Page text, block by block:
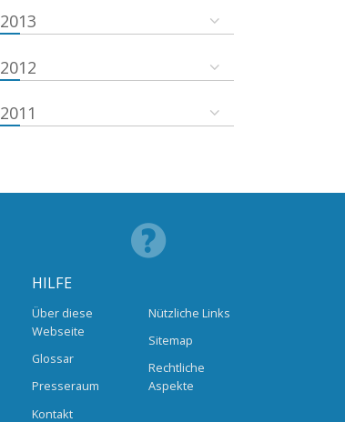
2013
2012
2011
HILFE
Über diese
Webseite
Glossar
Presseraum
Kontakt
Nützliche Links
Sitemap
Rechtliche
Aspekte